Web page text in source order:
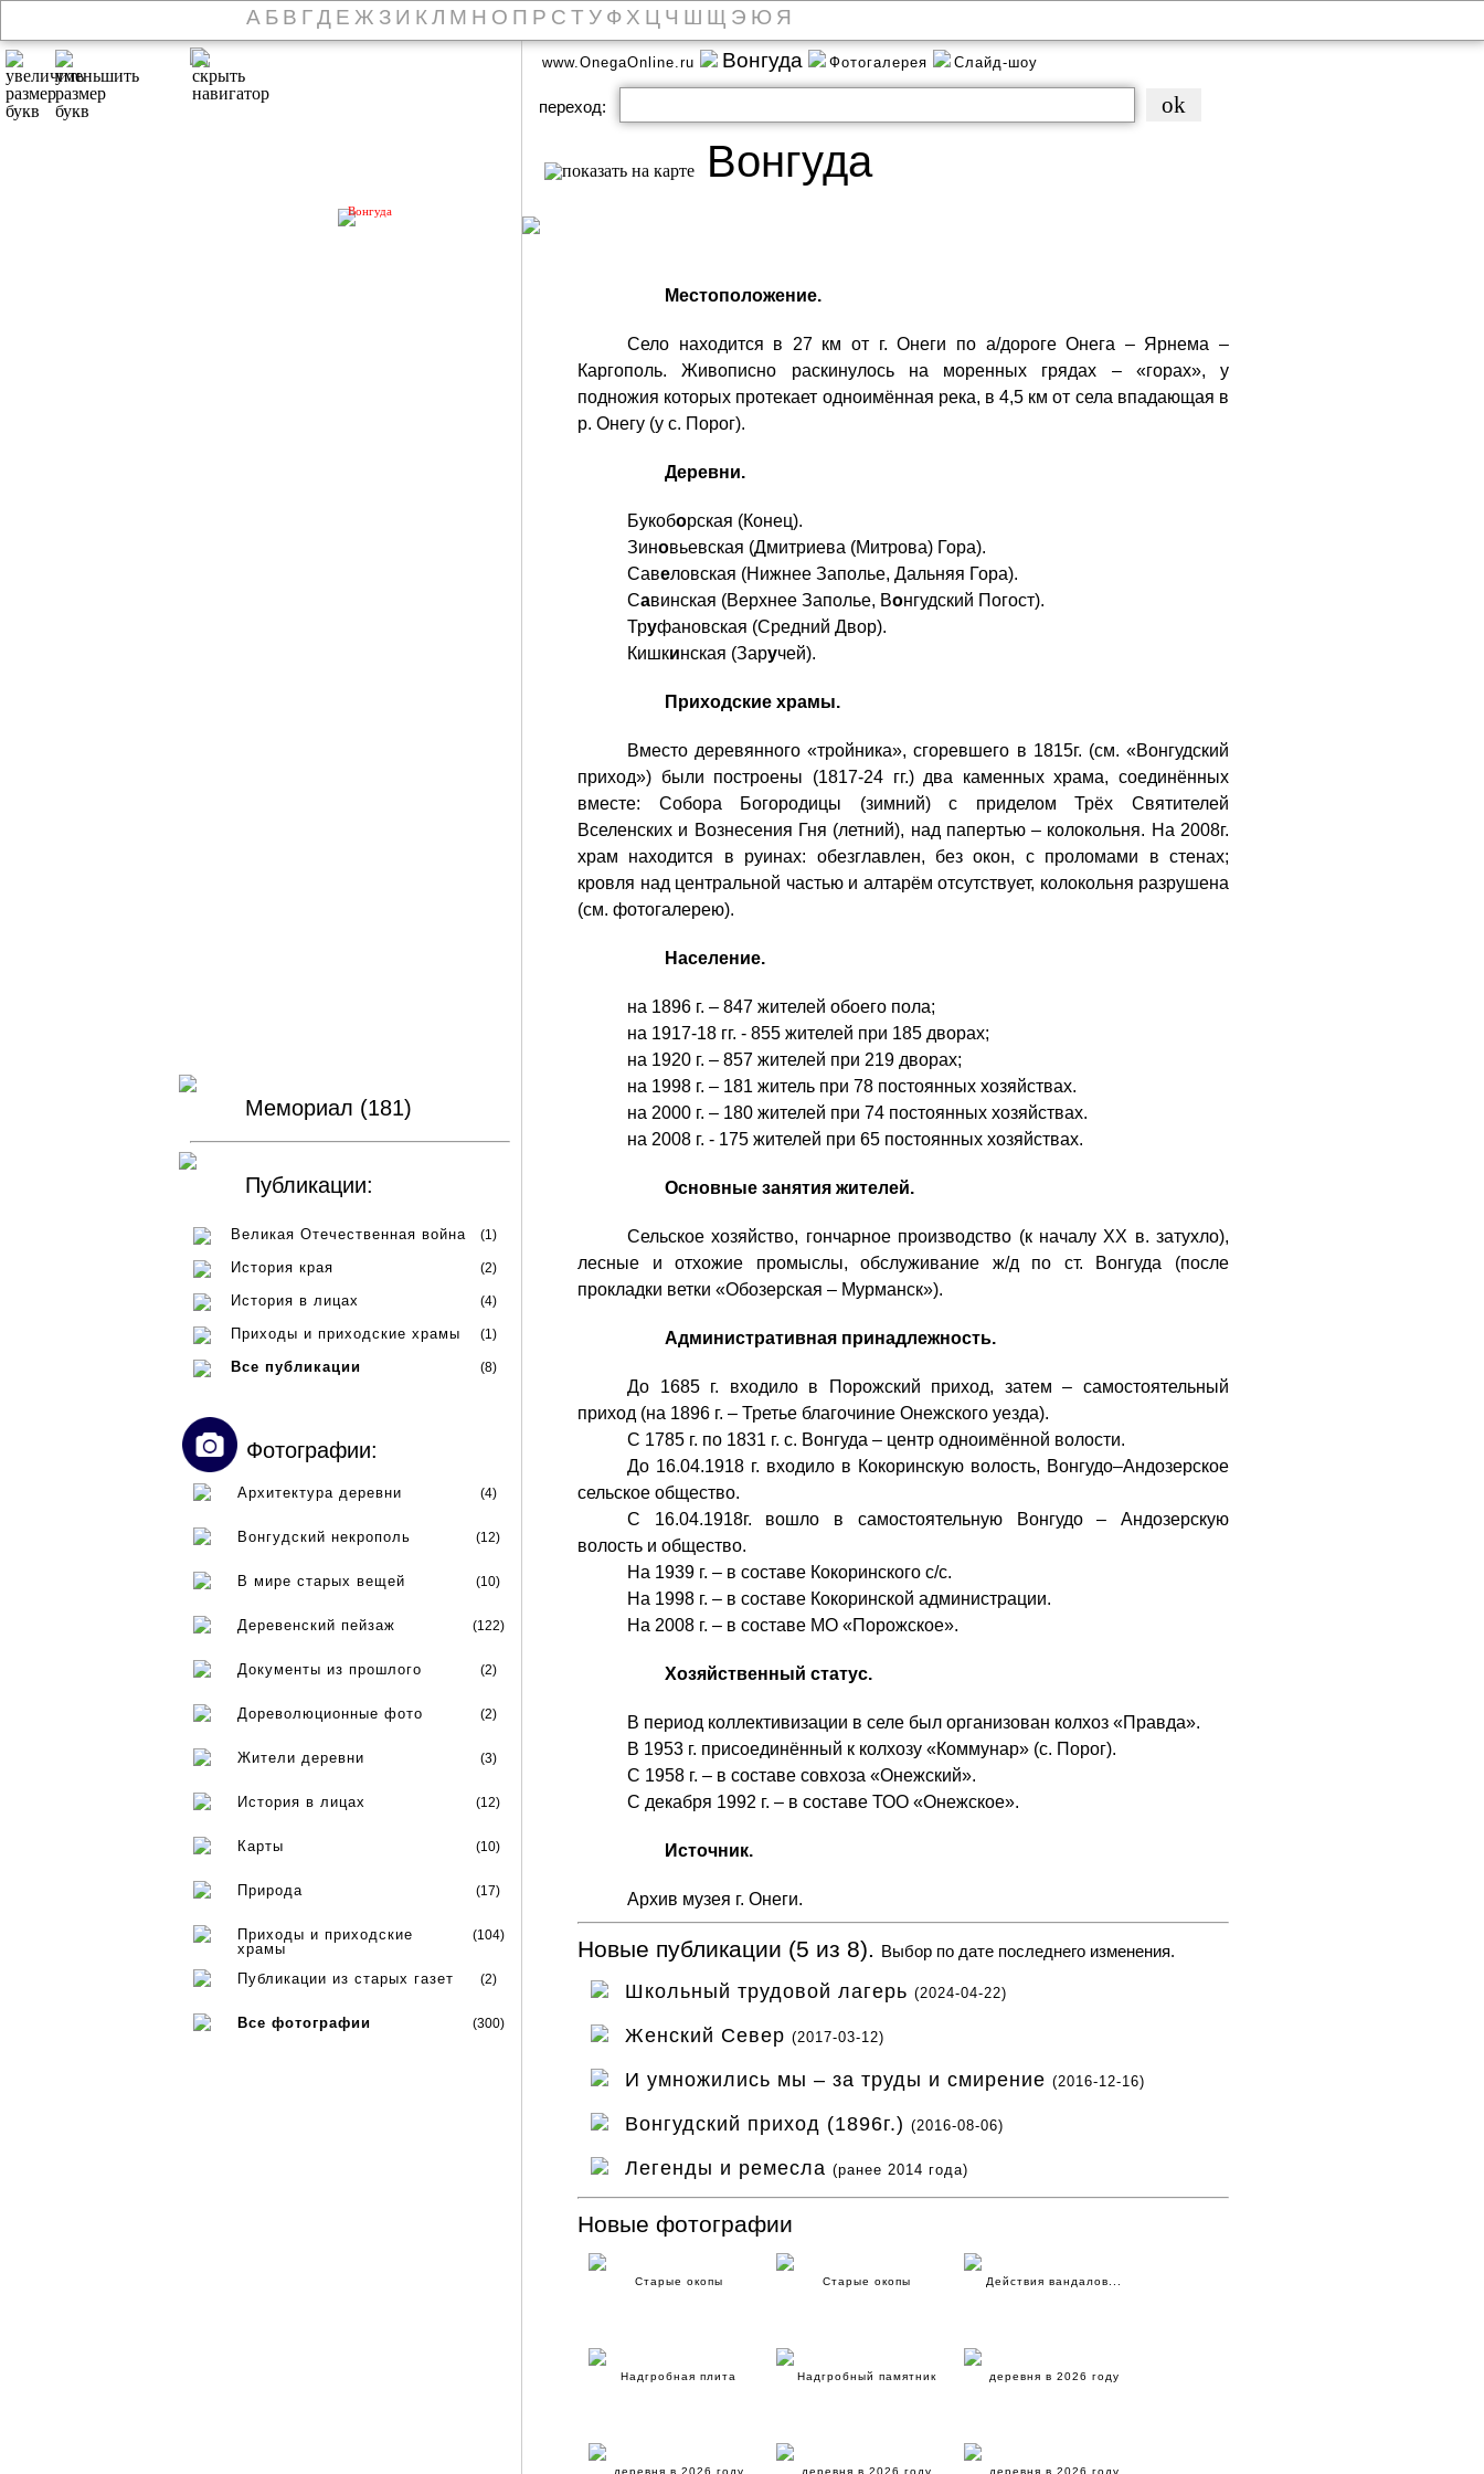
А Б В ГД Е Ж З И К Л М Н О П Р С Т У Ф Х Ц Ч Ш Щ Э Ю Я
Вонгуда
Мемориал (181)
Публикации:
Великая Отечественная война (1)
История края (2)
История в лицах (4)
Приходы и приходские храмы (1)
Все публикации (8)
Фотографии:
Архитектура деревни (4)
Вонгудский некрополь (12)
В мире старых вещей (10)
Деревенский пейзаж (122)
Документы из прошлого (2)
Дореволюционные фото (2)
Жители деревни (3)
История в лицах (12)
Карты (10)
Природа (17)
Приходы и приходские
храмы
(104)
Публикации из старых газет (2)
Все фотографии (300)
www.OnegaOnline.ru Вонгуда Фотогалерея Слайд-шоу
переход:
Вонгуда
Местоположение.
Село находится в 27 км от г. Онеги по а/дороге Онега – Ярнема –
Каргополь. Живописно раскинулось на моренных грядах – «горах», у
подножия которых протекает одноимённая река, в 4,5 км от села впадающая в
р. Онегу (у с. Порог).
Деревни.
Букоборская (Конец).
Зиновьевская (Дмитриева (Митрова) Гора).
Савеловская (Нижнее Заполье, Дальняя Гора).
Савинская (Верхнее Заполье, Вонгудский Погост).
Труфановская (Средний Двор).
Кишкинская (Заручей).
Приходские храмы.
Вместо деревянного «тройника», сгоревшего в 1815г. (см. «Вонгудский
приход») были построены (1817-24 гг.) два каменных храма, соединённых
вместе: Собора Богородицы (зимний) с приделом Трёх Святителей
Вселенских и Вознесения Гня (летний), над папертью – колокольня. На 2008г.
храм находится в руинах: обезглавлен, без окон, с проломами в стенах;
кровля над центральной частью и алтарём отсутствует, колокольня разрушена
(см. фотогалерею).
Население.
на 1896 г. – 847 жителей обоего пола;
на 1917-18 гг. - 855 жителей при 185 дворах;
на 1920 г. – 857 жителей при 219 дворах;
на 1998 г. – 181 житель при 78 постоянных хозяйствах.
на 2000 г. – 180 жителей при 74 постоянных хозяйствах.
на 2008 г. - 175 жителей при 65 постоянных хозяйствах.
Основные занятия жителей.
Сельское хозяйство, гончарное производство (к началу XX в. затухло),
лесные и отхожие промыслы, обслуживание ж/д по ст. Вонгуда (после
прокладки ветки «Обозерская – Мурманск»).
Административная принадлежность.
До 1685 г. входило в Порожский приход, затем – самостоятельный
приход (на 1896 г. – Третье благочиние Онежского уезда).
С 1785 г. по 1831 г. с. Вонгуда – центр одноимённой волости.
До 16.04.1918 г. входило в Кокоринскую волость, Вонгудо–Андозерское
сельское общество.
С 16.04.1918г. вошло в самостоятельную Вонгудо – Андозерскую
волость и общество.
На 1939 г. – в составе Кокоринского с/с.
На 1998 г. – в составе Кокоринской администрации.
На 2008 г. – в составе МО «Порожское».
Хозяйственный статус.
В период коллективизации в селе был организован колхоз «Правда».
В 1953 г. присоединённый к колхозу «Коммунар» (с. Порог).
С 1958 г. – в составе совхоза «Онежский».
С декабря 1992 г. – в составе ТОО «Онежское».
Источник.
Архив музея г. Онеги.
Новые публикации (5 из 8). Выбор по дате последнего изменения.
Школьный трудовой лагерь (2024-04-22)
Женский Север (2017-03-12)
И умножились мы – за труды и смирение (2016-12-16)
Вонгудский приход (1896г.) (2016-08-06)
Легенды и ремесла (ранее 2014 года)
Новые фотографии
Старые окопы Старые окопы Действия вандалов...
Надгробная плита Надгробный памятник деревня в 2026 году
деревня в 2026 году деревня в 2026 году деревня в 2026 году